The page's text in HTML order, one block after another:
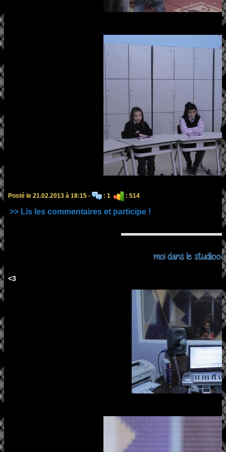
Posté le 21.02.2013 à 18:15 - : 1 : 514
>> Lis les commentaires et participe !
moi dans le
<3